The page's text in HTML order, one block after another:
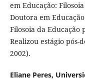
em Educação:
Doutora em
Filosoia da Educação
Realizou estágio
2002).
Eliane Peres,